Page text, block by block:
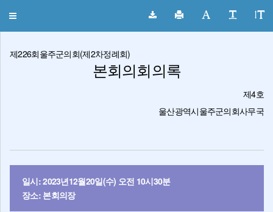
울주군의회 회의록
Toggle
제226회울주군의회(제2차정례회)
본회의회의록
제4호
울산광역시울주군의회사무국
일시: 2023년12월20일(수) 오전 10시30분
장소: 본회의장